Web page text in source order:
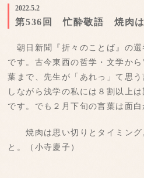
2022.5.2
第536回 忙酔敬語 焼肉は
朝日新聞『折々のことば』の選
です。古今東西の哲学・文学か
葉まで、先生が「あれっ」て思
しながら浅学の私には８割以上
です。でも２月下旬の言葉は面白
焼肉は思い切りとタイミング
と。（小寺慶子）